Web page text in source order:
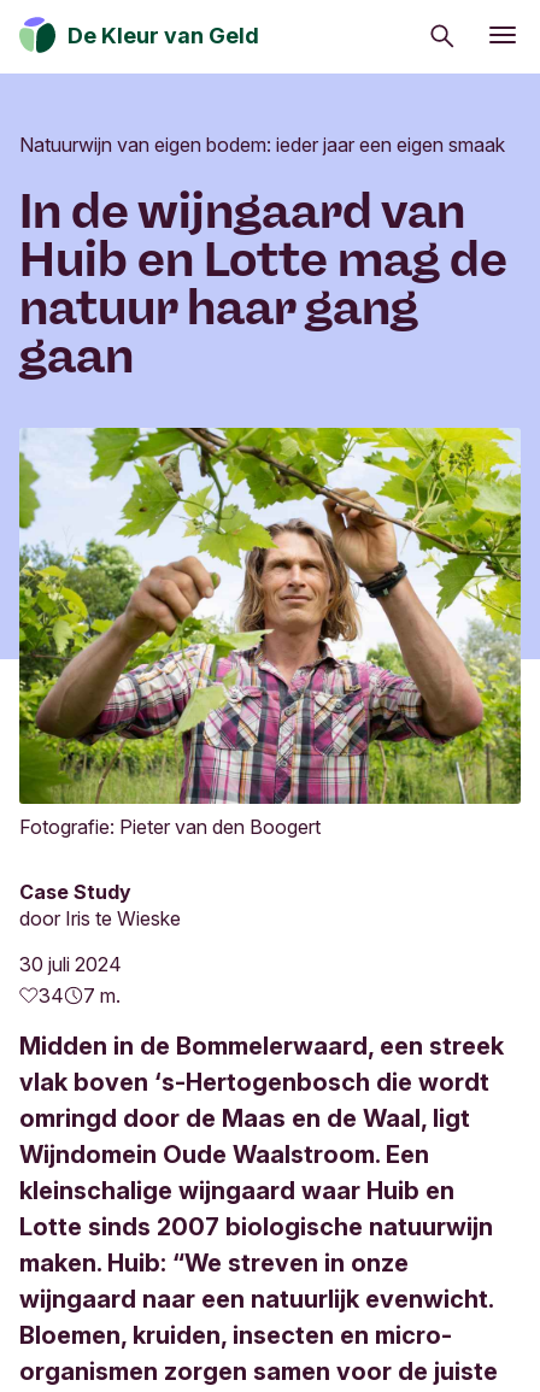
De Kleur van Geld Zoeken
Inschrijven
Geld kan de wereld positief veranderen. Ontdek
cultuur en het milieu kan hebben.
Eerlijk eten
Mijn geld gaat goed
Beleggen in verandering
Natuurwijn van eigen bodem: ieder jaar een eigen smaak
In de wijngaard van
Huib en Lotte mag de
natuur haar gang
gaan
Fotografie: Pieter van den Boogert
Case Study
door Iris te Wieske
30 juli 2024
34
7 m.
Midden in de Bommelerwaard, een streek
vlak boven ‘s-Hertogenbosch die wordt
omringd door de Maas en de Waal, ligt
Wijndomein Oude Waalstroom. Een
kleinschalige wijngaard waar Huib en
Lotte sinds 2007 biologische natuurwijn
maken. Huib: “We streven in onze
wijngaard naar een natuurlijk evenwicht.
Bloemen, kruiden, insecten en micro-
organismen zorgen samen voor de juiste